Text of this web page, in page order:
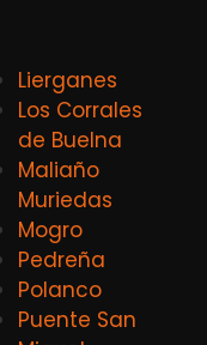
Lierganes
Los Corrales
de Buelna
Maliaño
Muriedas
Mogro
Pedreña
Polanco
Puente San